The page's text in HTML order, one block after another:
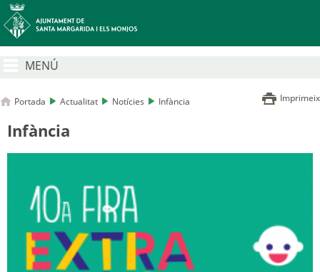
MENÚ
Portada Actualitat Notícies Infància Imprimeix
Infància